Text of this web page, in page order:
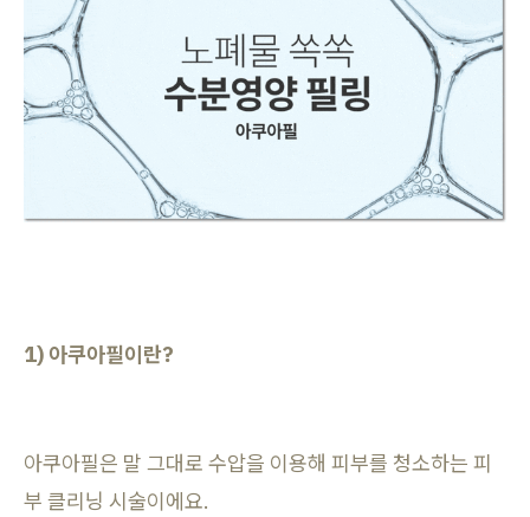
1) 아쿠아필이란?
아쿠아필은 말 그대로 수압을 이용해 피부를 청소하는 피
부 클리닝 시술이에요.